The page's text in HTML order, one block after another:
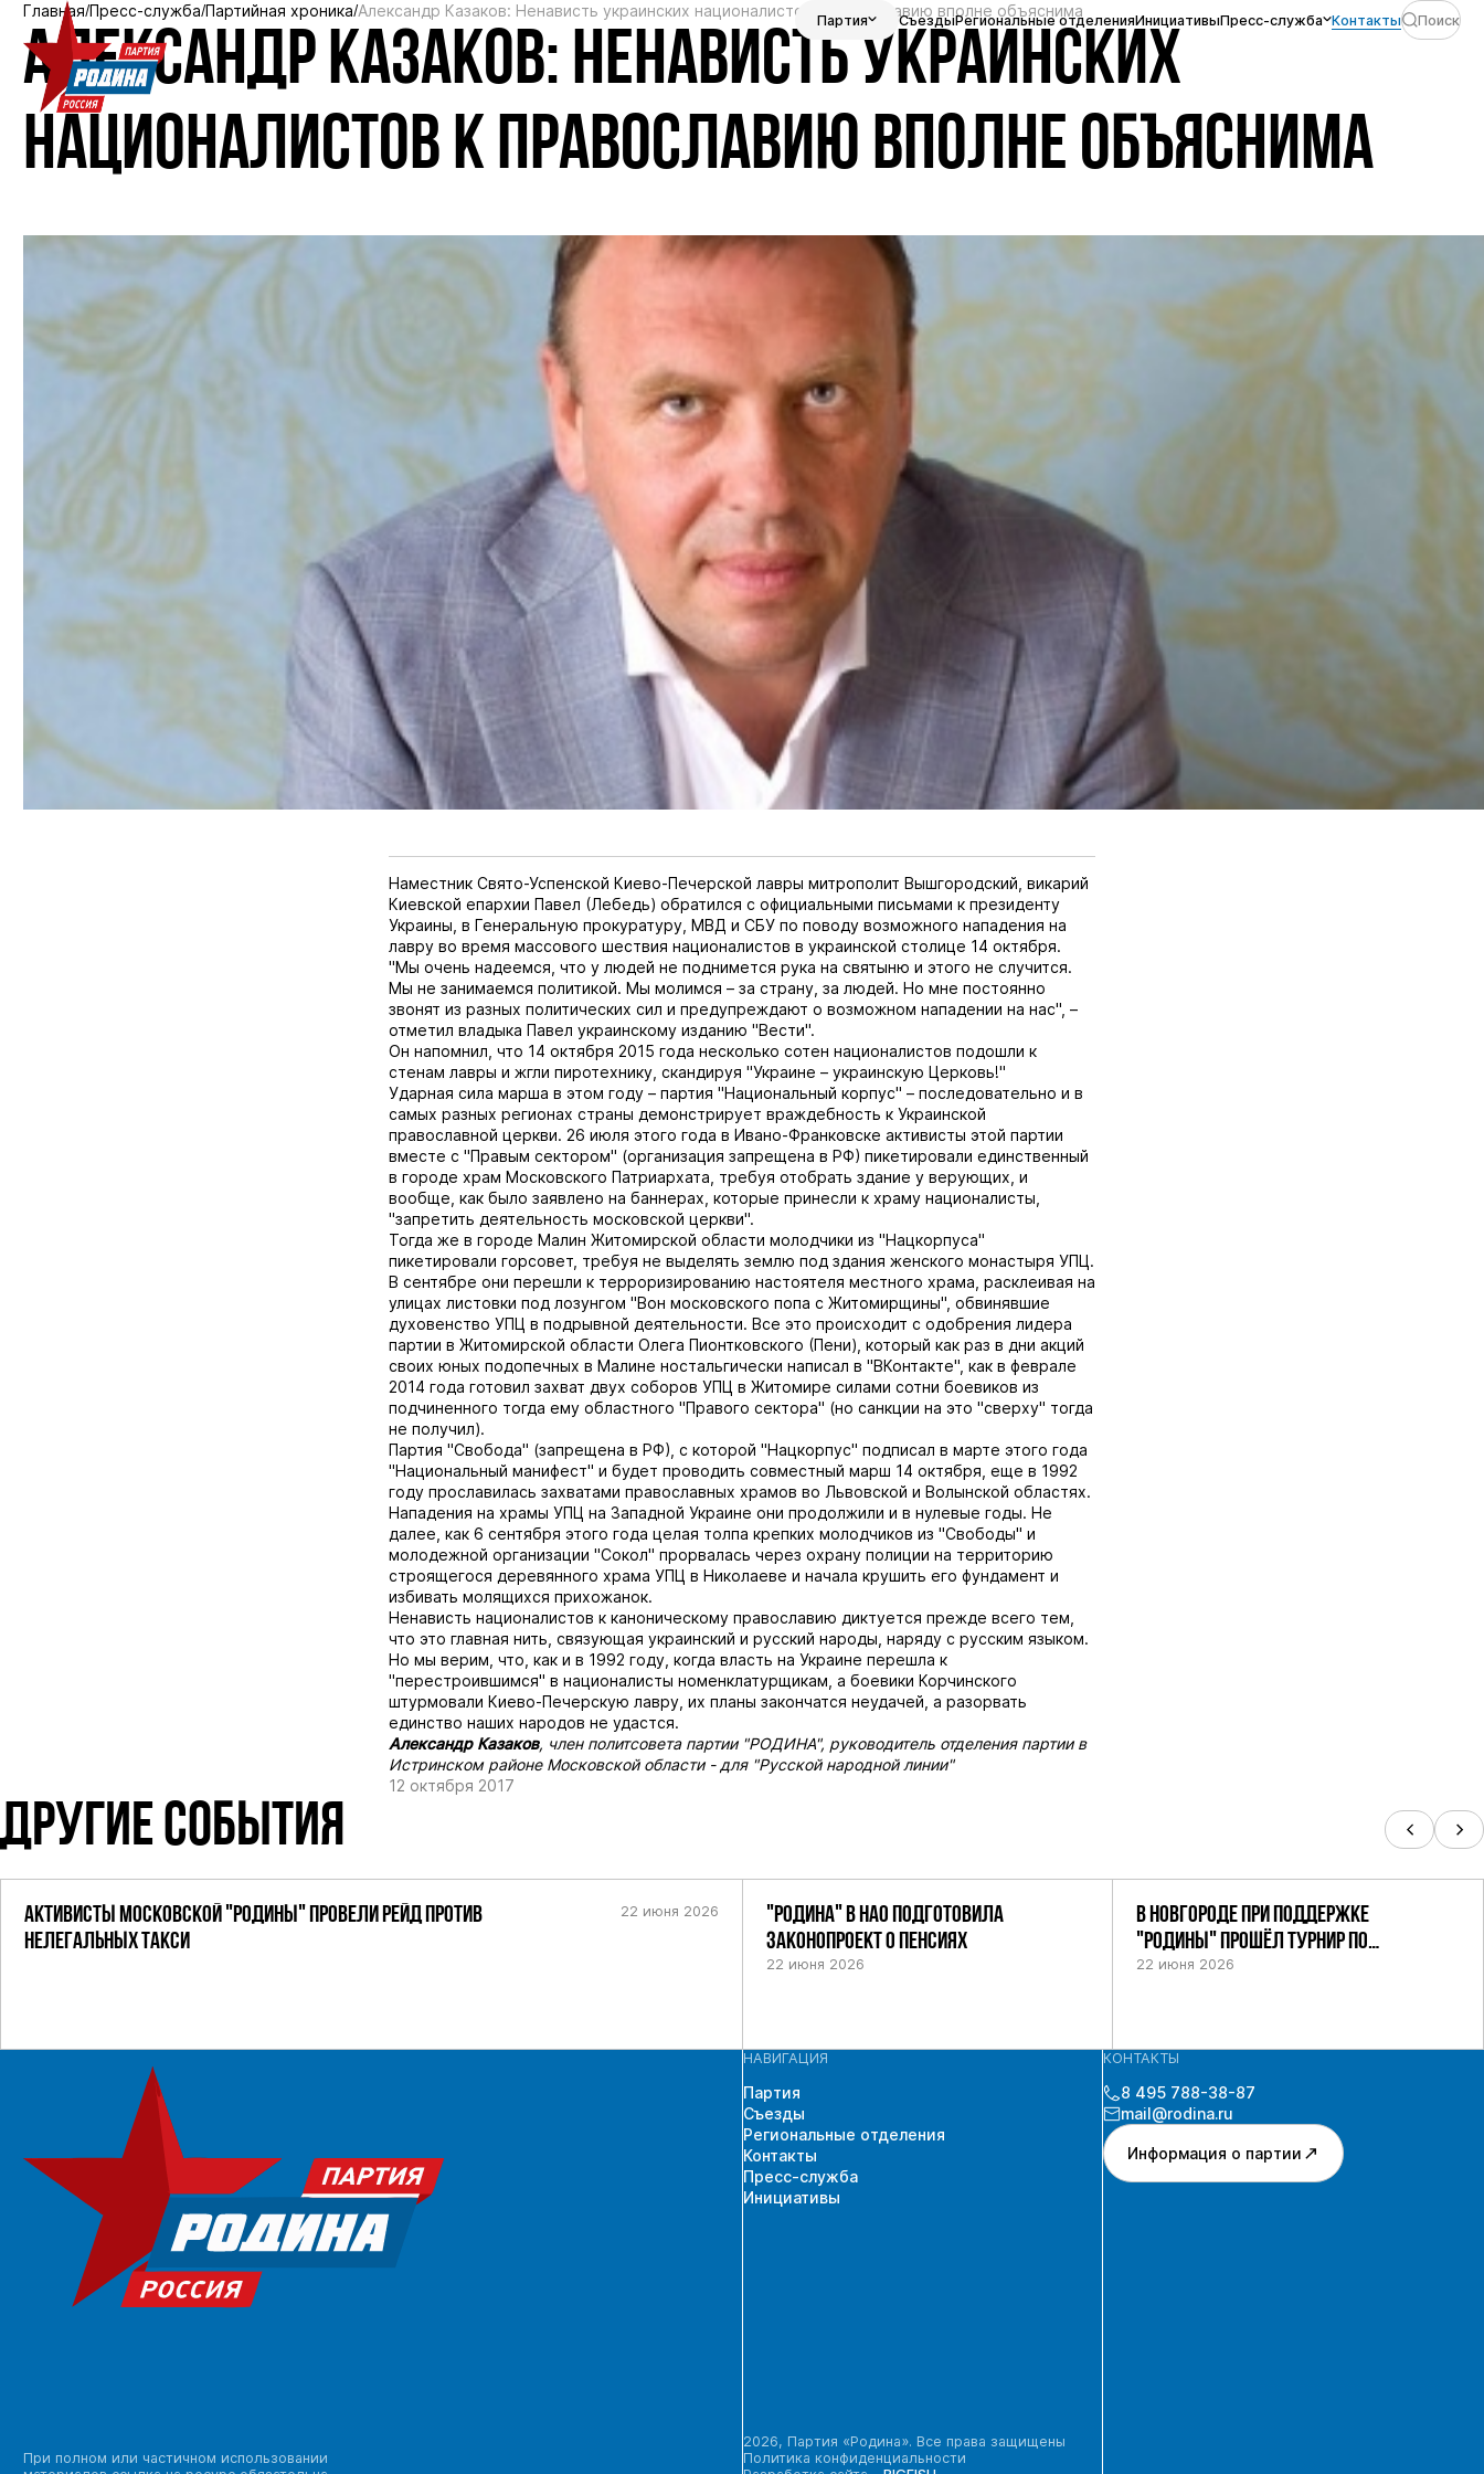
Партия СъездыРегиональные отделенияИнициативыПресс-служба Контакты Поиск
Главная Пресс-служба Партийная хроника Александр Казаков: Ненависть украинских националистов к православию вполне объяснима
АЛЕКСАНДР КАЗАКОВ: НЕНАВИСТЬ УКРАИНСКИХ
НАЦИОНАЛИСТОВ К ПРАВОСЛАВИЮ ВПОЛНЕ ОБЪЯСНИМА
Наместник Свято-Успенской Киево-Печерской лавры митрополит Вышгородский, викарий
Киевской епархии Павел (Лебедь) обратился с официальными письмами к президенту
Украины, в Генеральную прокуратуру, МВД и СБУ по поводу возможного нападения на
лавру во время массового шествия националистов в украинской столице 14 октября.
"Мы очень надеемся, что у людей не поднимется рука на святыню и этого не случится.
Мы не занимаемся политикой. Мы молимся – за страну, за людей. Но мне постоянно
звонят из разных политических сил и предупреждают о возможном нападении на нас", –
отметил владыка Павел украинскому изданию "Вести".
Он напомнил, что 14 октября 2015 года несколько сотен националистов подошли к
стенам лавры и жгли пиротехнику, скандируя "Украине – украинскую Церковь!"
Ударная сила марша в этом году – партия "Национальный корпус" – последовательно и в
самых разных регионах страны демонстрирует враждебность к Украинской
православной церкви. 26 июля этого года в Ивано-Франковске активисты этой партии
вместе с "Правым сектором" (организация запрещена в РФ) пикетировали единственный
в городе храм Московского Патриархата, требуя отобрать здание у верующих, и
вообще, как было заявлено на баннерах, которые принесли к храму националисты,
"запретить деятельность московской церкви".
Тогда же в городе Малин Житомирской области молодчики из "Нацкорпуса"
пикетировали горсовет, требуя не выделять землю под здания женского монастыря УПЦ.
В сентябре они перешли к терроризированию настоятеля местного храма, расклеивая на
улицах листовки под лозунгом "Вон московского попа с Житомирщины", обвинявшие
духовенство УПЦ в подрывной деятельности. Все это происходит с одобрения лидера
партии в Житомирской области Олега Пионтковского (Пени), который как раз в дни акций
своих юных подопечных в Малине ностальгически написал в "ВКонтакте", как в феврале
2014 года готовил захват двух соборов УПЦ в Житомире силами сотни боевиков из
подчиненного тогда ему областного "Правого сектора" (но санкции на это "сверху" тогда
не получил).
Партия "Свобода" (запрещена в РФ), с которой "Нацкорпус" подписал в марте этого года
"Национальный манифест" и будет проводить совместный марш 14 октября, еще в 1992
году прославилась захватами православных храмов во Львовской и Волынской областях.
Нападения на храмы УПЦ на Западной Украине они продолжили и в нулевые годы. Не
далее, как 6 сентября этого года целая толпа крепких молодчиков из "Свободы" и
молодежной организации "Сокол" прорвалась через охрану полиции на территорию
строящегося деревянного храма УПЦ в Николаеве и начала крушить его фундамент и
избивать молящихся прихожанок.
Ненависть националистов к каноническому православию диктуется прежде всего тем,
что это главная нить, связующая украинский и русский народы, наряду с русским языком.
Но мы верим, что, как и в 1992 году, когда власть на Украине перешла к
"перестроившимся" в националисты номенклатурщикам, а боевики Корчинского
штурмовали Киево-Печерскую лавру, их планы закончатся неудачей, а разорвать
единство наших народов не удастся.
Александр Казаков, член политсовета партии "РОДИНА", руководитель отделения партии в
Истринском районе Московской области - для "Русской народной линии"
12 октября 2017
ДРУГИЕ СОБЫТИЯ
АКТИВИСТЫ МОСКОВСКОЙ "РОДИНЫ" ПРОВЕЛИ РЕЙД ПРОТИВ
НЕЛЕГАЛЬНЫХ ТАКСИ
22 июня 2026
"РОДИНА" В НАО ПОДГОТОВИЛА
ЗАКОНОПРОЕКТ О ПЕНСИЯХ
22 июня 2026
В НОВГОРОДЕ ПРИ ПОДДЕРЖКЕ
"РОДИНЫ" ПРОШЁЛ ТУРНИР ПО
ШАХМАТАМ СРЕДИ СИЛОВИКОВ
22 июня 2026
При полном или частичном использовании
НАВИГАЦИЯ
Партия
Съезды
Региональные отделения
Контакты
Пресс-служба
Инициативы
2026, Партия «Родина». Все права защищены
Политика конфиденциальности
КОНТАКТЫ
8 495 788-38-87
mail@rodina.ru
Информация о партии